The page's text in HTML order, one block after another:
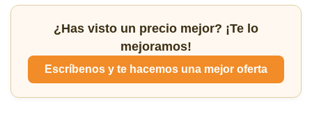
¿Has visto un precio mejor? ¡Te lo
mejoramos!
Escríbenos y te hacemos una mejor oferta